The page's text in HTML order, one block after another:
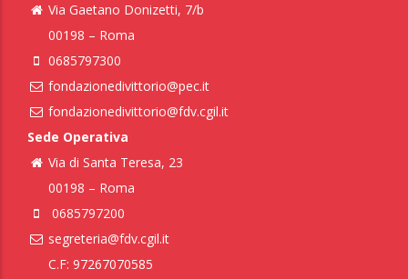
Via Gaetano Donizetti, 7/b
00198 – Roma
0685797300
fondazionedivittorio@pec.it
fondazionedivittorio@fdv.cgil.it
Sede Operativa
Via di Santa Teresa, 23
00198 – Roma
0685797200
segreteria@fdv.cgil.it
C.F: 97267070585